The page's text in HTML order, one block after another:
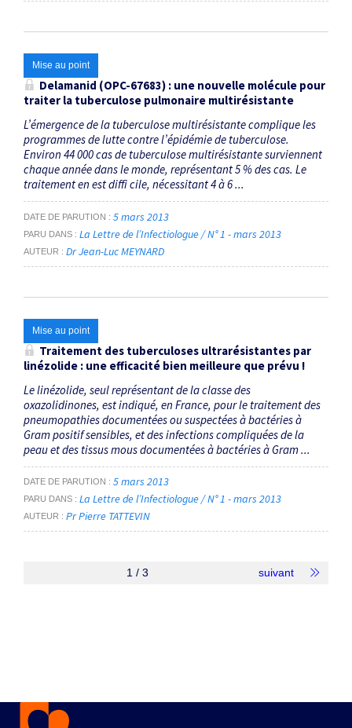
Mise au point
Delamanid (OPC-67683) : une nouvelle molécule pour
traiter la tuberculose pulmonaire multirésistante
L’émergence de la tuberculose multirésistante complique les
programmes de lutte contre l’épidémie de tuberculose.
Environ 44 000 cas de tuberculose multirésistante surviennent
chaque année dans le monde, représentant 5 % des cas. Le
traitement en est diffi cile, nécessitant 4 à 6 ...
DATE DE PARUTION 5 mars 2013
PARU DANS La Lettre de l’Infectiologue / N° 1 - mars 2013
AUTEUR Dr Jean-Luc MEYNARD
Mise au point
Traitement des tuberculoses ultrarésistantes par
linézolide : une efficacité bien meilleure que prévu !
Le linézolide, seul représentant de la classe des
oxazolidinones, est indiqué, en France, pour le traitement des
pneumopathies documentées ou suspectées à bactéries à
Gram positif sensibles, et des infections compliquées de la
peau et des tissus mous documentées à bactéries à Gram ...
DATE DE PARUTION 5 mars 2013
PARU DANS La Lettre de l’Infectiologue / N° 1 - mars 2013
AUTEUR Pr Pierre TATTEVIN
1 / 3 suivant